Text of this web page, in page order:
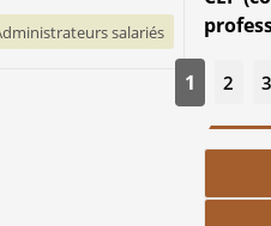
salariés
1 2 3